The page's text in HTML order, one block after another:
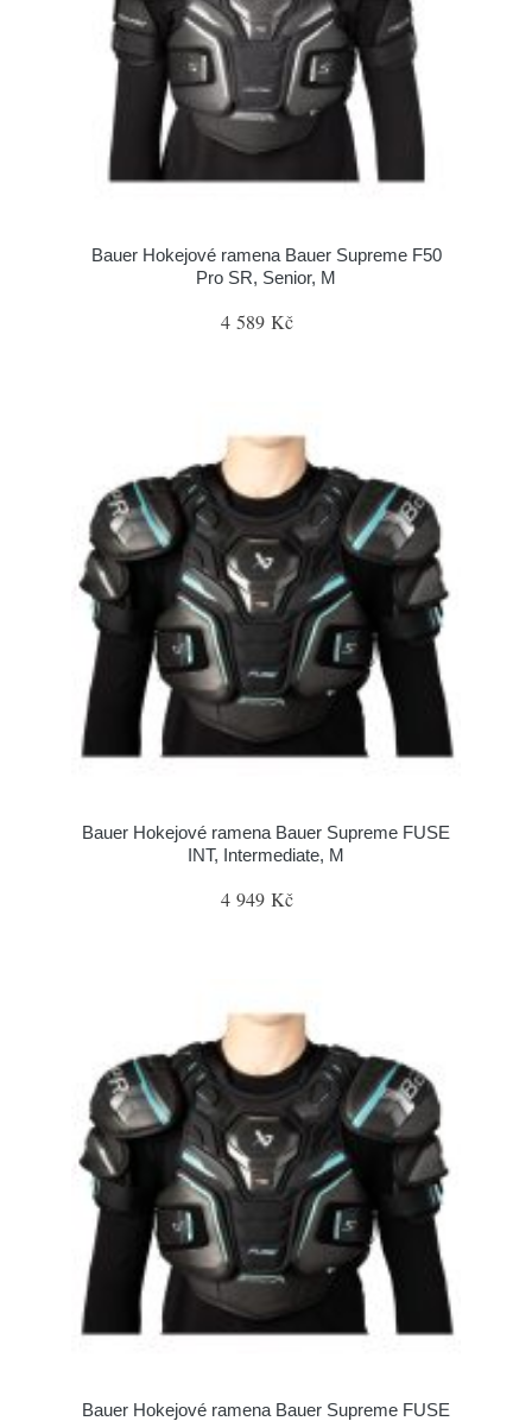
Bauer Hokejové ramena Bauer Supreme F50
Pro SR, Senior, M
4 589 Kč
Bauer Hokejové ramena Bauer Supreme FUSE
INT, Intermediate, M
4 949 Kč
Bauer Hokejové ramena Bauer Supreme FUSE